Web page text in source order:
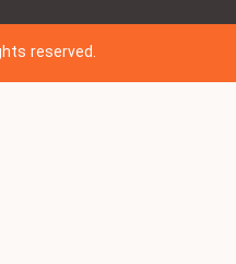
reserved.